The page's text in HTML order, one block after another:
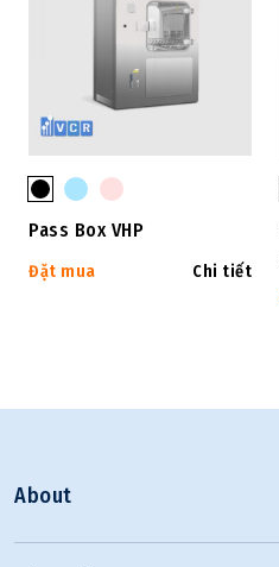
Pass Box VHP
Đặt mua Chi tiết
About